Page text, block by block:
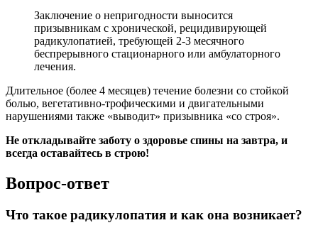
Заключение о непригодности выносится
призывникам с хронической, рецидивирующей
радикулопатией, требующей 2-3 месячного
беспрерывного стационарного или амбулаторного
лечения.
Длительное (более 4 месяцев) течение болезни со стойкой
болью, вегетативно-трофическими и двигательными
нарушениями также «выводит» призывника «со строя».
Не откладывайте заботу о здоровье спины на завтра, и
всегда оставайтесь в строю!
Вопрос-ответ
Что такое радикулопатия и как она возникает?